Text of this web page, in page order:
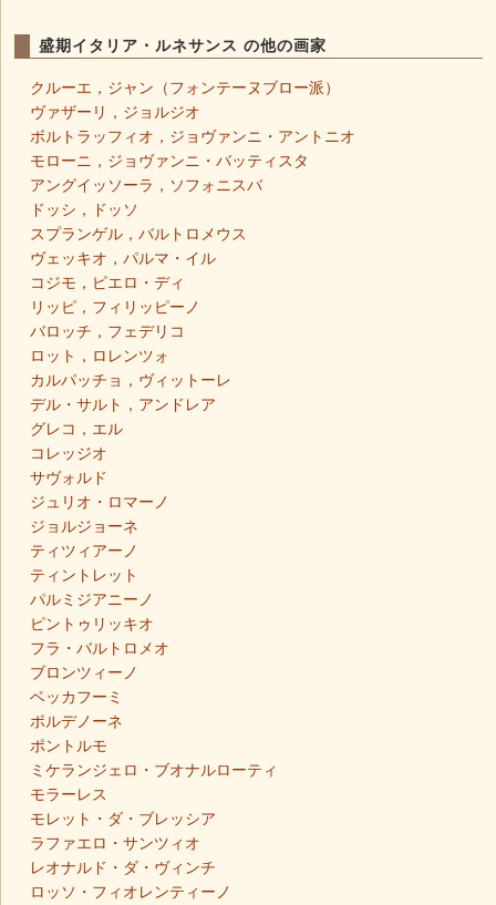
盛期イタリア・ルネサンス の他の画家
クルーエ，ジャン（フォンテーヌブロー派）
ヴァザーリ，ジョルジオ
ボルトラッフィオ，ジョヴァンニ・アントニオ
モローニ，ジョヴァンニ・バッティスタ
アングイッソーラ，ソフォニスバ
ドッシ，ドッソ
スプランゲル，バルトロメウス
ヴェッキオ，パルマ・イル
コジモ，ピエロ・ディ
リッピ，フィリッピーノ
バロッチ，フェデリコ
ロット，ロレンツォ
カルパッチョ，ヴィットーレ
デル・サルト，アンドレア
グレコ，エル
コレッジオ
サヴォルド
ジュリオ・ロマーノ
ジョルジョーネ
ティツィアーノ
ティントレット
パルミジアニーノ
ピントゥリッキオ
フラ・バルトロメオ
ブロンツィーノ
ベッカフーミ
ポルデノーネ
ポントルモ
ミケランジェロ・ブオナルローティ
モラーレス
モレット・ダ・ブレッシア
ラファエロ・サンツィオ
レオナルド・ダ・ヴィンチ
ロッソ・フィオレンティーノ